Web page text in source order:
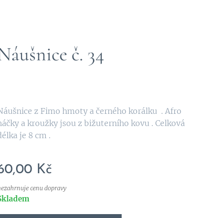
č. 34
z Fimo hmoty a černého korálku . Afro
a kroužky jsou z bižuterního kovu . Celková
je 8 cm .
Kč
cenu dopravy